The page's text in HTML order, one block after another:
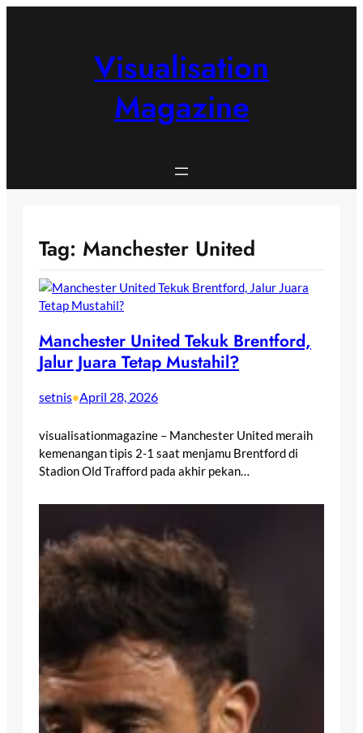
Visualisation
Magazine
Tag: Manchester United
Manchester United Tekuk Brentford,
Jalur Juara Tetap Mustahil?
setnis•April 28, 2026
visualisationmagazine – Manchester United meraih
kemenangan tipis 2-1 saat menjamu Brentford di
Stadion Old Trafford pada akhir pekan…